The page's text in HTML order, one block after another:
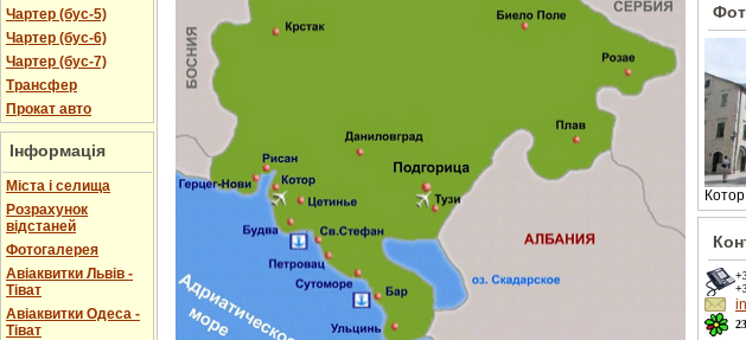
Чартер (бус-5)
Чартер (бус-6)
Чартер (бус-7)
Трансфер
Прокат авто
Інформація
Міста і селища
Розрахунок
відстаней
Фотогалерея
Авіаквитки Львів -
Тіват
Авіаквитки Одеса -
Тіват
Котор